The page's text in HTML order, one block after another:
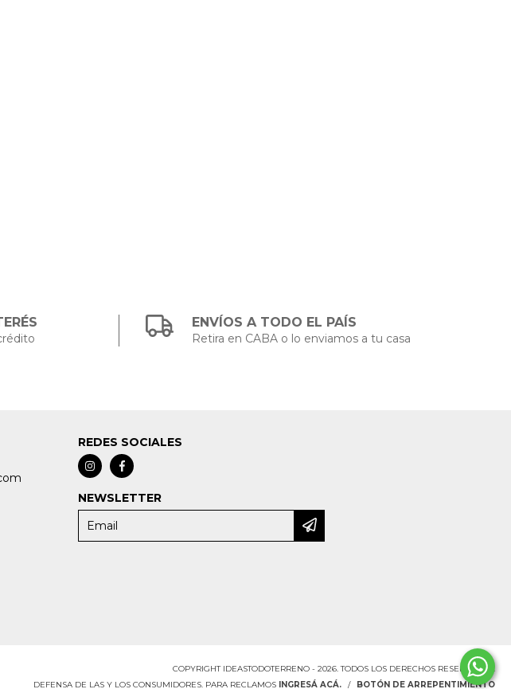
ENVÍOS A TODO EL PAÍS
Retira en CABA o lo enviamos a tu casa
REDES SOCIALES
NEWSLETTER
COPYRIGHT IDEASTODOTERRENO - 2026. TODOS LOS DERECHOS RESERVADOS.
DEFENSA DE LAS Y LOS CONSUMIDORES. PARA RECLAMOS INGRESÁ ACÁ. / BOTÓN DE ARREPENTIMIENTO